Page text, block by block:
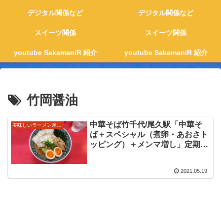
デジタル関係など デジタル関係など
スイーツ関係 スイーツ関係
youtube SakamaniR 紹介 youtube SakamaniR 紹介
竹岡醤油
中華そば竹千代/尾久駅「中華そ
ば＋スペシャル（煮卵・あおさト
ッピング）＋メンマ増し」定期的
うですね。通いたくなる唯一無二
2021.05.19